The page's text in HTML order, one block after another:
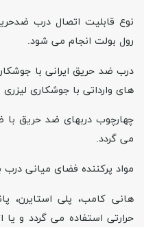
نوع قابلیت اتصال درب
رول بولت انجام می شود.
های وارداتی با جوشکاری
می گردد.
مواد پرکننده فضای میانی
هانی کامب، پلی
حرارتی استفاده می گردد و